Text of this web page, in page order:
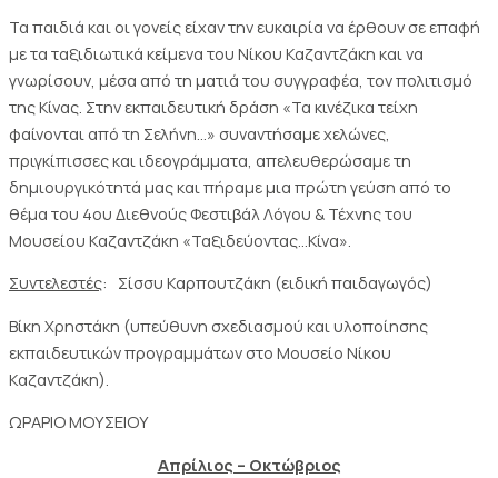
Τα παιδιά και οι γονείς είχαν την ευκαιρία να έρθουν σε επαφή
με τα ταξιδιωτικά κείμενα του Νίκου Καζαντζάκη και να
γνωρίσουν, μέσα από τη ματιά του συγγραφέα, τον πολιτισμό
της Κίνας. Στην εκπαιδευτική δράση «Τα κινέζικα τείχη
φαίνονται από τη Σελήνη…» συναντήσαμε χελώνες,
πριγκίπισσες και ιδεογράμματα, απελευθερώσαμε τη
δημιουργικότητά μας και πήραμε μια πρώτη γεύση από το
θέμα του 4ου Διεθνούς Φεστιβάλ Λόγου & Τέχνης του
Μουσείου Καζαντζάκη «Ταξιδεύοντας…Κίνα».
Συντελεστές: Σίσσυ Καρπουτζάκη (ειδική παιδαγωγός)
Bίκη Χρηστάκη (υπεύθυνη σχεδιασμού και υλοποίησης
εκπαιδευτικών προγραμμάτων στο Μουσείο Νίκου
Καζαντζάκη).
ΩΡΑΡΙΟ ΜΟΥΣΕΙΟΥ
Απρίλιος – Οκτώβριος